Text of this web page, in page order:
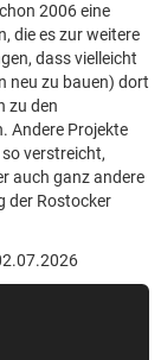
2006 eine
die es zur weitere
dass vielleicht
neu zu bauen) dort
zu den
Andere Projekte
verstreicht,
auch ganz andere
der Rostocker